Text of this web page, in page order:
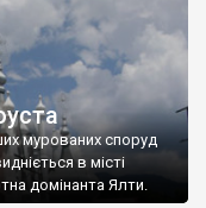
мурованих споруд
в місті
домінанта Ялти.